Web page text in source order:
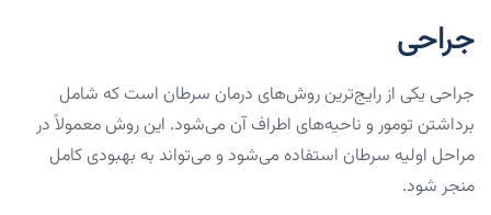
جراحی
جراحی یکی از رایج‌ترین روش‌های درمان سرطان است که شامل
برداشتن تومور و ناحیه‌های اطراف آن می‌شود. این روش معمولاً در
مراحل اولیه سرطان استفاده می‌شود و می‌تواند به بهبودی کامل
منجر شود.